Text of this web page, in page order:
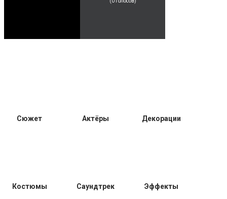
Сюжет Актёры Декорации
Костюмы Саундтрек Эффекты